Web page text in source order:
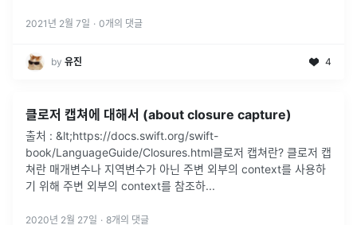
2021년 2월 7일 · 0개의 댓글
by 유진 4
클로저 캡쳐에 대해서 (about closure capture)
출처 : &lt;https://docs.swift.org/swift-
book/LanguageGuide/Closures.html클로저 캡쳐란? 클로저 캡
쳐란 매개변수나 지역변수가 아닌 주변 외부의 context를 사용하
기 위해 주변 외부의 context를 참조하...
2020년 2월 27일 · 8개의 댓글